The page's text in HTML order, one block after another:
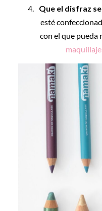
Que el disfraz
esté
con el que pueda